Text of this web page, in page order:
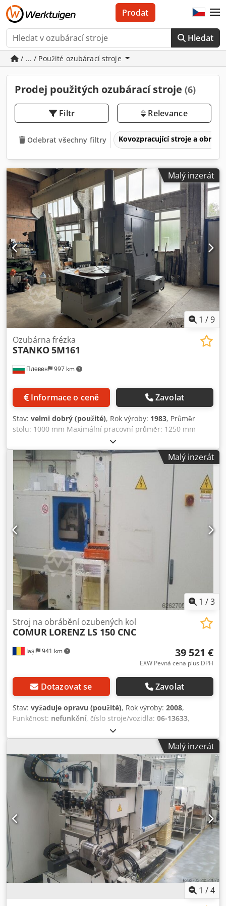
Hledat
Prodat
/ ... / Použité ozubárací stroje
Prodej použitých ozubárací stroje (6)
Filtr Relevance
Odebrat všechny filtry Kovozpracující stroje a
Malý inzerát
1 /9
Плевен 997 km
Ozubárna frézka
STANKO5M161
Informace o ceně Zavolat
Stav: velmi dobrý (použité), Rok výroby: 1983, Průměr
stolu: 1000 mm Maximální pracovní průměr: 1250 mm
Modul: 12 Cedezqkizepfx Afqerf Maximální zdvih: 200 mm
VŠECHNA LOŽISKA BYLA VYMĚNĚNA ZA NOVÁ.
Malý inzerát
1 /3
Iași 941 km
Stroj na obrábění ozubených kol
COMUR LORENZ LS 150 CNC
39 521 €
EXW Pevná cena plus DPH
Dotazovat se Zavolat
Stav: vyžaduje opravu (použité), Rok výroby: 2008,
Funkčnost: nefunkční, číslo stroje/vozidla: 06-13633,
Technické údaje: Pracovní oblast # Zdvih: 160 mm #
Minimální osová vzdálenost mezi osou stolu a vřetenem:
-30 mm # Maximální osová vzdálenost mezi osou stolu a
vřetenem: +150 mm # Minimální vzdálenost mezi
povrchem stolu a vřetenem nástroje: 275 mm # Maximální
vzdálenost mezi povrchem stolu a vřetenem nástroje: 345
mm # Ruční příčný posuv sloupu: ±20 mm # Vnější průměr:
250 mm # Průměr otvoru: 100 H7 mm Obrobek #
Maximální jmenovitý modul (pro ocel s pevností cca 600
N/mm²): 3 mm # Minimální roztečný průměr (vnitřní
ozubení): 60 + d0s mm, kde d0s je vnější průměr frézy (v
mm) # Maximální vnější průměr (vnitřní ozubení): 280 mm
# Maximální šířka ozubeného pásu: 42 mm # Maximální
zdvih pro řezání zubů: 50 mm # Maximální posuv vřetene:
70 mm Nosnost # Maximální hmotnost podporovaná
stolem (včetně upínacích přípravků): 150 kg # Maximální
síla vyvíjená koníkem: 1 500 kg # Maximální dosažitelný
Malý inzerát
1 /4